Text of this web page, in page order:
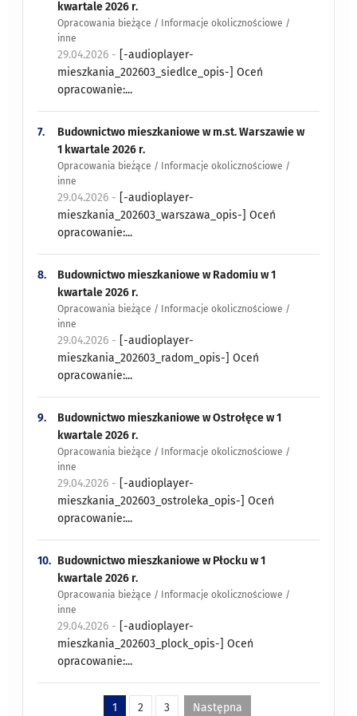
kwartale 2026 r.
Opracowania bieżące / Informacje okolicznościowe /
inne
29.04.2026 - [-audioplayer-
mieszkania_202603_siedlce_opis-] Oceń
opracowanie:...
7.
Budownictwo mieszkaniowe w m.st. Warszawie w
1 kwartale 2026 r.
Opracowania bieżące / Informacje okolicznościowe /
inne
29.04.2026 - [-audioplayer-
mieszkania_202603_warszawa_opis-] Oceń
opracowanie:...
8.
Budownictwo mieszkaniowe w Radomiu w 1
kwartale 2026 r.
Opracowania bieżące / Informacje okolicznościowe /
inne
29.04.2026 - [-audioplayer-
mieszkania_202603_radom_opis-] Oceń
opracowanie:...
9.
Budownictwo mieszkaniowe w Ostrołęce w 1
kwartale 2026 r.
Opracowania bieżące / Informacje okolicznościowe /
inne
29.04.2026 - [-audioplayer-
mieszkania_202603_ostroleka_opis-] Oceń
opracowanie:...
10. Budownictwo mieszkaniowe w Płocku w 1
kwartale 2026 r.
Opracowania bieżące / Informacje okolicznościowe /
inne
29.04.2026 - [-audioplayer-
mieszkania_202603_plock_opis-] Oceń
opracowanie:...
1 2 3 Następna